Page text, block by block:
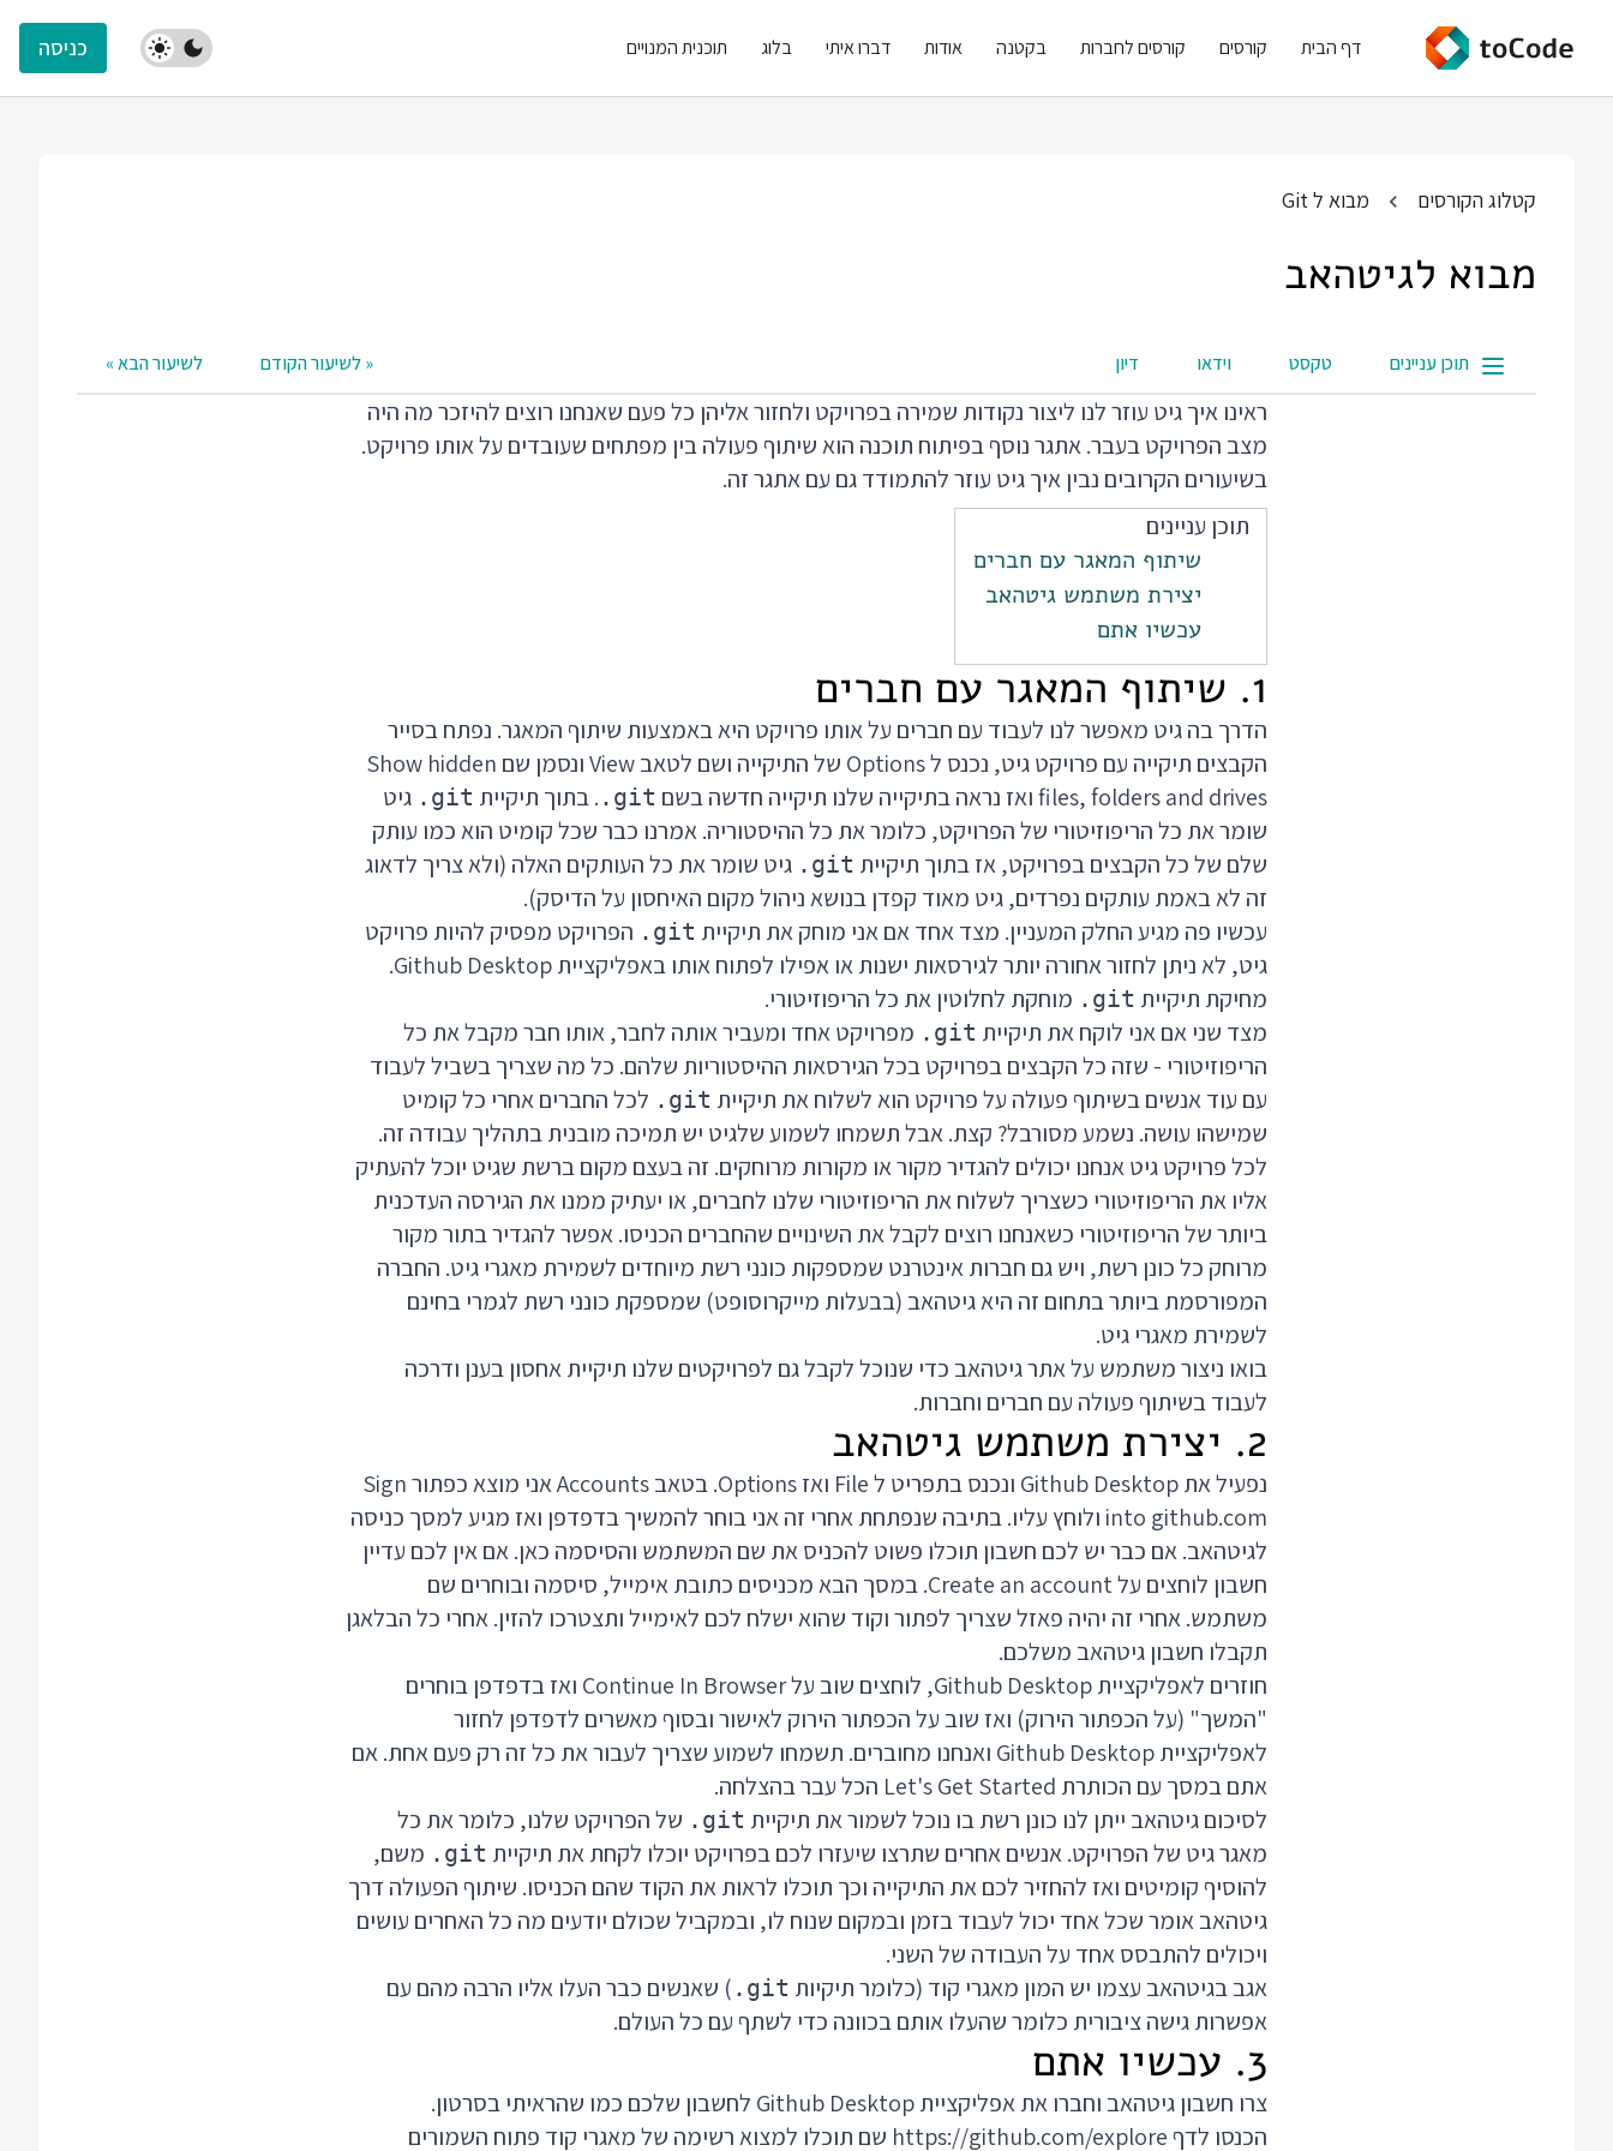
דף הבית קורסים קורסים לחברות בקטנה אודות דברו איתי בלוג תוכנית המנויים כניסה
קטלוג הקורסים מבוא ל Git
מבוא לגיטהאב
תוכן עניינים טקסט וידאו דיון « לשיעור הקודם לשיעור הבא »
ראינו איך גיט עוזר לנו ליצור נקודות שמירה בפרויקט ולחזור אליהן כל פעם שאנחנו רוצים להיזכר מה היה
מצב הפרויקט בעבר. אתגר נוסף בפיתוח תוכנה הוא שיתוף פעולה בין מפתחים שעובדים על אותו פרויקט.
בשיעורים הקרובים נבין איך גיט עוזר להתמודד גם עם אתגר זה.
תוכן עניינים
שיתוף המאגר עם חברים
יצירת משתמש גיטהאב
עכשיו אתם
1. שיתוף המאגר עם חברים
הדרך בה גיט מאפשר לנו לעבוד עם חברים על אותו פרויקט היא באמצעות שיתוף המאגר. נפתח בסייר
הקבצים תיקייה עם פרויקט גיט, נכנס ל Options של התיקייה ושם לטאב View ונסמן שם Show hidden
files, folders and drives ואז נראה בתיקייה שלנו תיקייה חדשה בשם
.git . בתוך תיקיית .git גיט
שומר את כל הריפוזיטורי של הפרויקט, כלומר את כל ההיסטוריה. אמרנו כבר שכל קומיט הוא כמו עותק
שלם של כל הקבצים בפרויקט, אז בתוך תיקיית .git גיט שומר את כל העותקים האלה (ולא צריך לדאוג
זה לא באמת עותקים נפרדים, גיט מאוד קפדן בנושא ניהול מקום האיחסון על הדיסק).
עכשיו פה מגיע החלק המעניין. מצד אחד אם אני מוחק את תיקיית .git הפרויקט מפסיק להיות פרויקט
גיט, לא ניתן לחזור אחורה יותר לגירסאות ישנות או אפילו לפתוח אותו באפליקציית Github Desktop.
מחיקת תיקיית .git מוחקת לחלוטין את כל הריפוזיטורי.
מצד שני אם אני לוקח את תיקיית .git מפרויקט אחד ומעביר אותה לחבר, אותו חבר מקבל את כל
הריפוזיטורי - שזה כל הקבצים בפרויקט בכל הגירסאות ההיסטוריות שלהם. כל מה שצריך בשביל לעבוד
עם עוד אנשים בשיתוף פעולה על פרויקט הוא לשלוח את תיקיית .git לכל החברים אחרי כל קומיט
שמישהו עושה. נשמע מסורבל? קצת. אבל תשמחו לשמוע שלגיט יש תמיכה מובנית בתהליך עבודה זה.
לכל פרויקט גיט אנחנו יכולים להגדיר מקור או מקורות מרוחקים. זה בעצם מקום ברשת שגיט יוכל להעתיק
אליו את הריפוזיטורי כשצריך לשלוח את הריפוזיטורי שלנו לחברים, או יעתיק ממנו את הגירסה העדכנית
ביותר של הריפוזיטורי כשאנחנו רוצים לקבל את השינויים שהחברים הכניסו. אפשר להגדיר בתור מקור
מרוחק כל כונן רשת, ויש גם חברות אינטרנט שמספקות כונני רשת מיוחדים לשמירת מאגרי גיט. החברה
המפורסמת ביותר בתחום זה היא גיטהאב (בבעלות מייקרוסופט) שמספקת כונני רשת לגמרי בחינם
לשמירת מאגרי גיט.
בואו ניצור משתמש על אתר גיטהאב כדי שנוכל לקבל גם לפרויקטים שלנו תיקיית אחסון בענן ודרכה
לעבוד בשיתוף פעולה עם חברים וחברות.
2. יצירת משתמש גיטהאב
נפעיל את Github Desktop ונכנס בתפריט ל File ואז Options. בטאב Accounts אני מוצא כפתור Sign
into github.com ולוחץ עליו. בתיבה שנפתחת אחרי זה אני בוחר להמשיך בדפדפן ואז מגיע למסך כניסה
לגיטהאב. אם כבר יש לכם חשבון תוכלו פשוט להכניס את שם המשתמש והסיסמה כאן. אם אין לכם עדיין
חשבון לוחצים על Create an account. במסך הבא מכניסים כתובת אימייל, סיסמה ובוחרים שם
משתמש. אחרי זה יהיה פאזל שצריך לפתור וקוד שהוא ישלח לכם לאימייל ותצטרכו להזין. אחרי כל הבלאגן
תקבלו חשבון גיטהאב משלכם.
חוזרים לאפליקציית Github Desktop, לוחצים שוב על Continue In Browser ואז בדפדפן בוחרים
"המשך" (על הכפתור הירוק) ואז שוב על הכפתור הירוק לאישור ובסוף מאשרים לדפדפן לחזור
לאפליקציית Github Desktop ואנחנו מחוברים. תשמחו לשמוע שצריך לעבור את כל זה רק פעם אחת. אם
אתם במסך עם הכותרת Let's Get Started הכל עבר בהצלחה.
לסיכום גיטהאב ייתן לנו כונן רשת בו נוכל לשמור את תיקיית .git של הפרויקט שלנו, כלומר את כל
מאגר גיט של הפרויקט. אנשים אחרים שתרצו שיעזרו לכם בפרויקט יוכלו לקחת את תיקיית .git משם,
להוסיף קומיטים ואז להחזיר לכם את התיקייה וכך תוכלו לראות את הקוד שהם הכניסו. שיתוף הפעולה דרך
גיטהאב אומר שכל אחד יכול לעבוד בזמן ובמקום שנוח לו, ובמקביל שכולם יודעים מה כל האחרים עושים
ויכולים להתבסס אחד על העבודה של השני.
אגב בגיטהאב עצמו יש המון מאגרי קוד (כלומר תיקיות .git ) שאנשים כבר העלו אליו הרבה מהם עם
אפשרות גישה ציבורית כלומר שהעלו אותם בכוונה כדי לשתף עם כל העולם.
3. עכשיו אתם
צרו חשבון גיטהאב וחברו את אפליקציית Github Desktop לחשבון שלכם כמו שהראיתי בסרטון.
הכנסו לדףhttps://github.com/explore שם תוכלו למצוא רשימה של מאגרי קוד פתוח השמורים